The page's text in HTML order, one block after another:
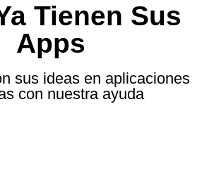
Tienen Sus
Apps
sus ideas en aplicaciones
con nuestra ayuda